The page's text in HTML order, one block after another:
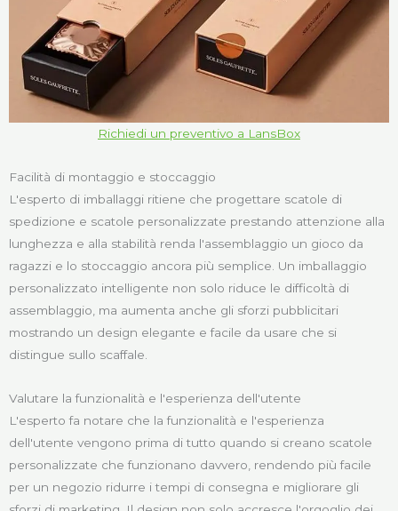
Richiedi un preventivo a LansBox
Facilità di montaggio e stoccaggio
L'esperto di imballaggi ritiene che progettare scatole di
spedizione e scatole personalizzate prestando attenzione alla
lunghezza e alla stabilità renda l'assemblaggio un gioco da
ragazzi e lo stoccaggio ancora più semplice. Un imballaggio
personalizzato intelligente non solo riduce le difficoltà di
assemblaggio, ma aumenta anche gli sforzi pubblicitari
mostrando un design elegante e facile da usare che si
distingue sullo scaffale.
Valutare la funzionalità e l'esperienza dell'utente
L'esperto fa notare che la funzionalità e l'esperienza
dell'utente vengono prima di tutto quando si creano scatole
personalizzate che funzionano davvero, rendendo più facile
per un negozio ridurre i tempi di consegna e migliorare gli